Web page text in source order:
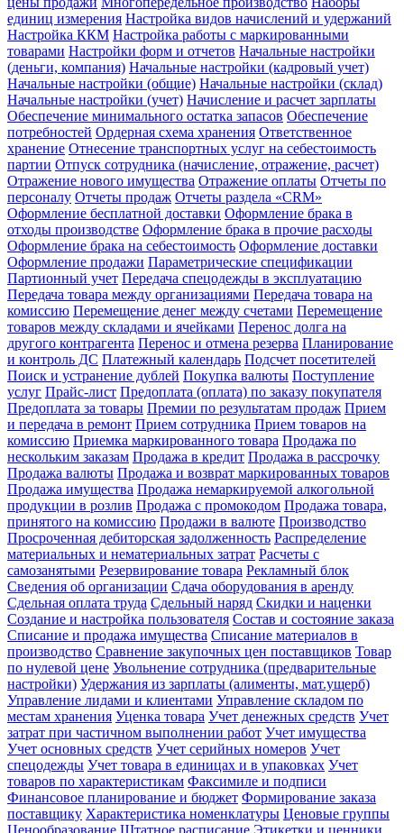
единиц измерения Настройка видов начислений и удержаний
Настройка ККМ Настройка работы с маркированными
товарами Настройки форм и отчетов Начальные настройки
(деньги, компания) Начальные настройки (кадровый учет)
Начальные настройки (общие) Начальные настройки (склад)
Начальные настройки (учет) Начисление и расчет зарплаты
Обеспечение минимального остатка запасов Обеспечение
потребностей Ордерная схема хранения Ответственное
хранение Отнесение транспортных услуг на себестоимость
партии Отпуск сотрудника (начисление, отражение, расчет)
Отражение нового имущества Отражение оплаты Отчеты по
персоналу Отчеты продаж Отчеты раздела «CRM»
Оформление бесплатной доставки Оформление брака в
отходы производстве Оформление брака в прочие расходы
Оформление брака на себестоимость Оформление доставки
Оформление продажи Параметрические спецификации
Партионный учет Передача спецодежды в эксплуатацию
Передача товара между организациями Передача товара на
комиссию Перемещение денег между счетами Перемещение
товаров между складами и ячейками Перенос долга на
другого контрагента Перенос и отмена резерва Планирование
и контроль ДС Платежный календарь Подсчет посетителей
Поиск и устранение дублей Покупка валюты Поступление
услуг Прайс-лист Предоплата (оплата) по заказу покупателя
Предоплата за товары Премии по результатам продаж Прием
и передача в ремонт Прием сотрудника Прием товаров на
комиссию Приемка маркированного товара Продажа по
нескольким заказам Продажа в кредит Продажа в рассрочку
Продажа валюты Продажа и возврат маркированных товаров
Продажа имущества Продажа немаркируемой алкогольной
продукции в розлив Продажа с промокодом Продажа товара,
принятого на комиссию Продажи в валюте Производство
Просроченная дебиторская задолженность Распределение
материальных и нематериальных затрат Расчеты с
самозанятыми Резервирование товара Рекламный блок
Сведения об организации Сдача оборудования в аренду
Сдельная оплата труда Сдельный наряд Скидки и наценки
Создание и настройка пользователя Состав и состояние заказа
Списание и продажа имущества Списание материалов в
производство Сравнение закупочных цен поставщиков Товар
по нулевой цене Увольнение сотрудника (предварительные
настройки) Удержания из зарплаты (алименты, мат.ущерб)
Управление лидами и клиентами Управление складом по
местам хранения Уценка товара Учет денежных средств Учет
затрат при частичном выполнении работ Учет имущества
Учет основных средств Учет серийных номеров Учет
спецодежды Учет товара в единицах и в упаковках Учет
товаров по характеристикам Факсимиле и подписи
Финансовое планирование и бюджет Формирование заказа
поставщику Характеристика номенклатуры Ценовые группы
Ценообразование Штатное расписание Этикетки и ценники